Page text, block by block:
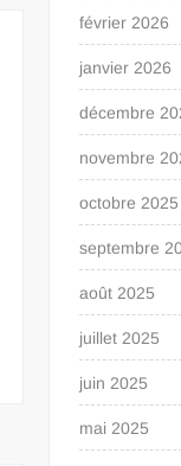
février 2026
janvier 2026
décembre
novembre
octobre 2025
septembre
août 2025
juillet 2025
juin 2025
mai 2025